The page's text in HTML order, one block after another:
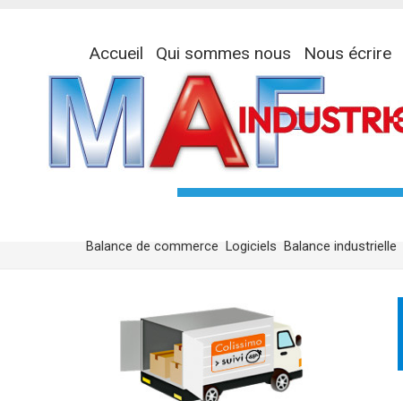
Accueil Qui sommes nous Nous écrire
Balance de commerce Logiciels Balance industrielle